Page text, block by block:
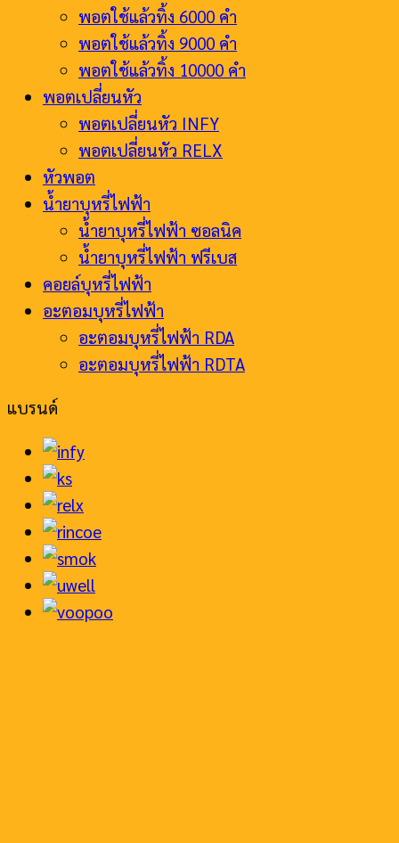
พอตใช้แล้วทิ้ง 6000 คำ
พอตใช้แล้วทิ้ง 9000 คำ
พอตใช้แล้วทิ้ง 10000 คำ
พอตเปลี่ยนหัว
พอตเปลี่ยนหัว INFY
พอตเปลี่ยนหัว RELX
หัวพอต
น้ำยาบุหรี่ไฟฟ้า
น้ำยาบุหรี่ไฟฟ้า ซอลนิค
น้ำยาบุหรี่ไฟฟ้า ฟรีเบส
คอยล์บุหรี่ไฟฟ้า
อะตอมบุหรี่ไฟฟ้า
อะตอมบุหรี่ไฟฟ้า RDA
อะตอมบุหรี่ไฟฟ้า RDTA
แบรนด์